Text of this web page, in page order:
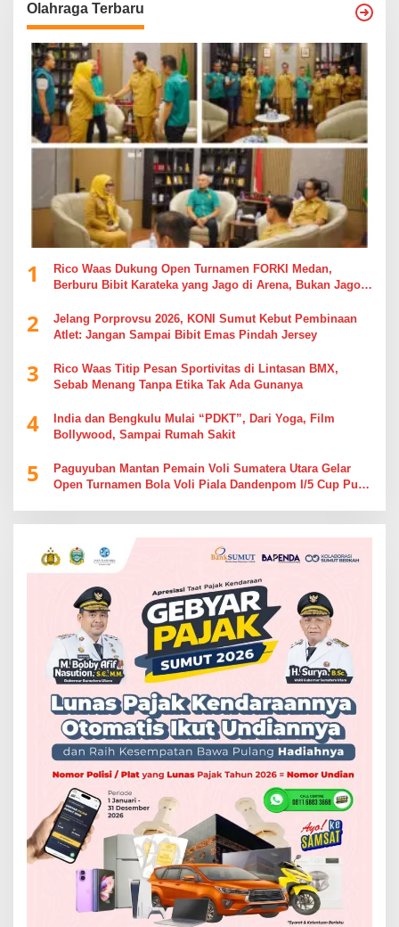
Olahraga Terbaru
1
Rico Waas Dukung Open Turnamen FORKI Medan,
Berburu Bibit Karateka yang Jago di Arena, Bukan Jago
2
Jelang Porprovsu 2026, KONI Sumut Kebut Pembinaan
Atlet: Jangan Sampai Bibit Emas Pindah Jersey
3
Rico Waas Titip Pesan Sportivitas di Lintasan BMX,
Sebab Menang Tanpa Etika Tak Ada Gunanya
4
India dan Bengkulu Mulai “PDKT”, Dari Yoga, Film
Bollywood, Sampai Rumah Sakit
5
Paguyuban Mantan Pemain Voli Sumatera Utara Gelar
Open Turnamen Bola Voli Piala Dandenpom I/5 Cup Putra